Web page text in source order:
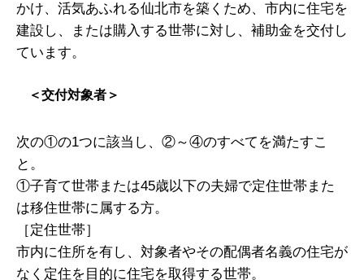
かけ、活気あふれる仙北市を築くため、市内に住宅を
建設し、または購入する世帯に対し、補助金を交付し
ています。
＜交付対象者＞
次の①の1つに該当し、②～④のすべてを満たすこ
と。
①子育て世帯または45歳以下の夫婦で定住世帯また
は移住世帯に属する方。
［定住世帯］
市内に住所を有し、対象者やその配偶者名義の住宅が
なく定住を目的に住宅を取得する世帯。